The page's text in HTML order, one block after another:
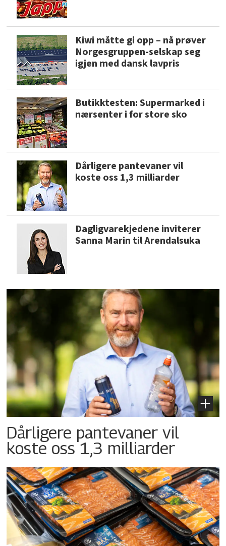
Kiwi måtte gi opp – nå prøver
Norgesgruppen-selskap seg
igjen med dansk lavpris
Butikktesten: Supermarked i
nærsenter i for store sko
Dårligere pantevaner vil
koste oss 1,3 milliarder
Dagligvarekjedene inviterer
Sanna Marin til Arendalsuka
Dårligere pantevaner vil
koste oss 1,3 milliarder